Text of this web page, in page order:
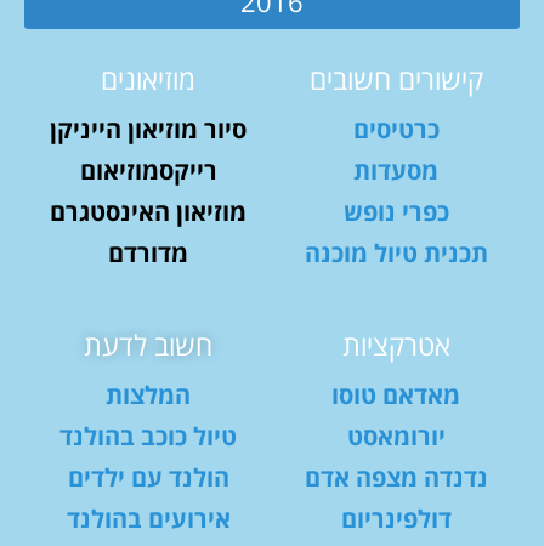
קישורים חשובים
כרטיסים
מסעדות
כפרי נופש
תכנית טיול מוכנה
מוזיאונים
סיור מוזיאון הייניקן
רייקסמוזיאום
מוזיאון האינסטגרם
מדורדם
אטרקציות
מאדאם טוסו
יורומאסט
נדנדה מצפה אדם
דולפינריום
חשוב לדעת
המלצות
טיול כוכב בהולנד
הולנד עם ילדים
אירועים בהולנד